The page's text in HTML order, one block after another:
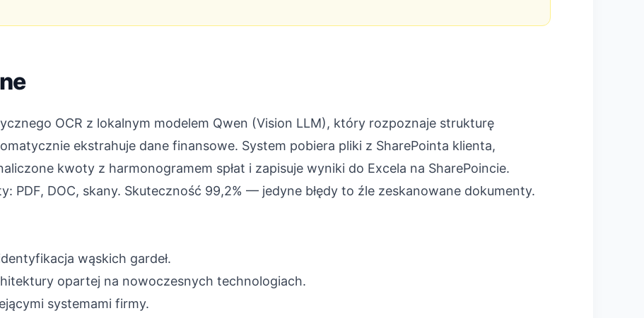
OCR z lokalnym modelem Qwen (Vision LLM), który rozpoznaje strukturę
ekstrahuje dane finansowe. System pobiera pliki z SharePointa klienta,
kwoty z harmonogramem spłat i zapisuje wyniki do Excela na SharePoincie.
PDF, DOC, skany. Skuteczność 99,2% — jedyne błędy to źle zeskanowane dokumenty.
wąskich gardeł.
opartej na nowoczesnych technologiach.
systemami firmy.